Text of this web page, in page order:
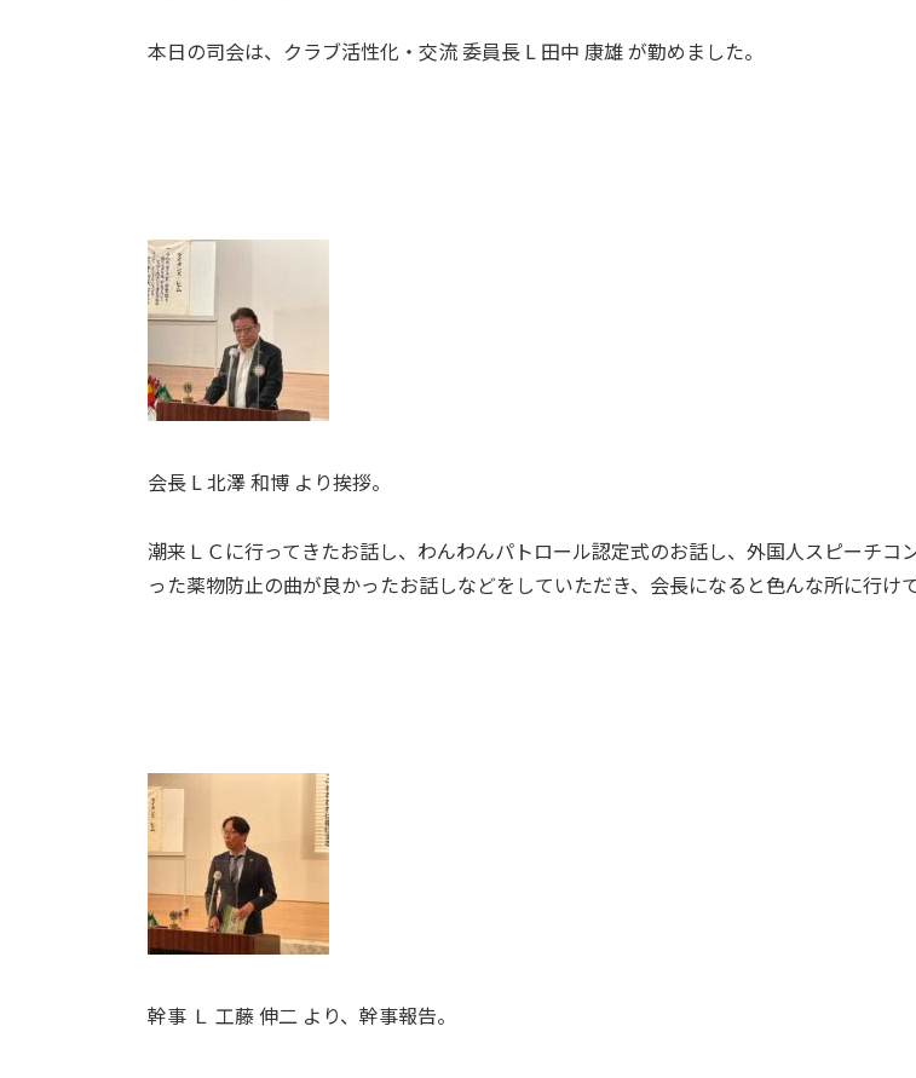
本日の司会は、クラブ活性化・交流 委員長 L 田中 康雄 が勤めました。
会長 L 北澤 和博 より挨拶。
潮来ＬＣに行ってきたお話し、わんわんパトロール認定式のお話し、外国人スピーチ
った薬物防止の曲が良かったお話しなどをしていただき、会長になると色んな所に行け
幹事 Ｌ 工藤 伸二 より、幹事報告。